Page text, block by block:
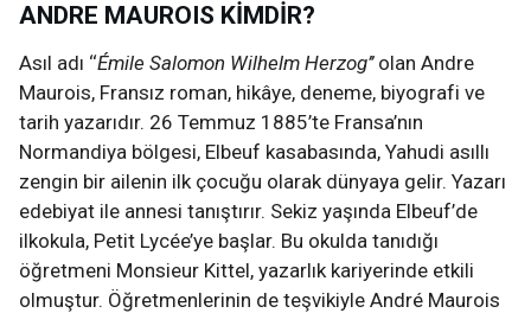
ANDRE MAUROIS KİMDİR?
Asıl adı ‘‘Émile Salomon Wilhelm Herzog’’ olan Andre
Maurois, Fransız roman, hikâye, deneme, biyografi ve
tarih yazarıdır. 26 Temmuz 1885’te Fransa’nın
Normandiya bölgesi, Elbeuf kasabasında, Yahudi asıllı
zengin bir ailenin ilk çocuğu olarak dünyaya gelir. Yazarı
edebiyat ile annesi tanıştırır. Sekiz yaşında Elbeuf’de
ilkokula, Petit Lycée’ye başlar. Bu okulda tanıdığı
öğretmeni Monsieur Kittel, yazarlık kariyerinde etkili
olmuştur. Öğretmenlerinin de teşvikiyle André Maurois